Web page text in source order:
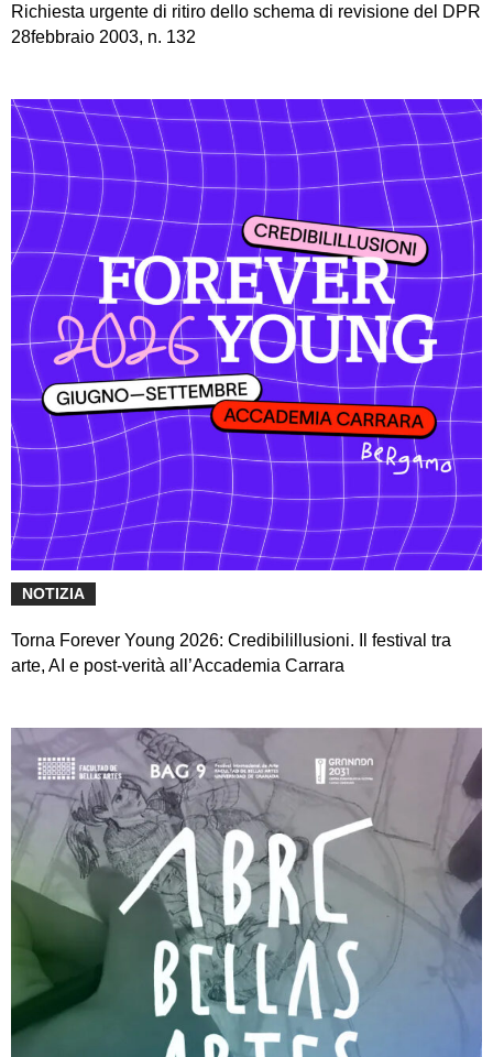
Richiesta urgente di ritiro dello schema di revisione del DPR
28febbraio 2003, n. 132
NOTIZIA
Torna Forever Young 2026: Credibilillusioni. Il festival tra
arte, AI e post-verità all’Accademia Carrara